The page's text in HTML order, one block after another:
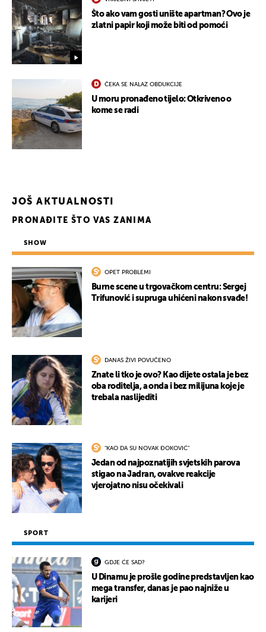
Što ako vam gosti unište apartman? Ovo je
zlatni papir koji može biti od pomoći
ČEKA SE NALAZ OBDUKCIJE
U moru pronađeno tijelo: Otkriveno o
kome se radi
JOŠ AKTUALNOSTI
PRONAĐITE ŠTO VAS ZANIMA
SHOW
OPET PROBLEMI
Burne scene u trgovačkom centru: Sergej
Trifunović i supruga uhićeni nakon svađe!
DANAS ŽIVI POVUČENO
Znate li tko je ovo? Kao dijete ostala je bez
oba roditelja, a onda i bez milijuna koje je
trebala naslijediti
"KAO DA SU NOVAK ĐOKOVIĆ"
Jedan od najpoznatijih svjetskih parova
stigao na Jadran, ovakve reakcije
vjerojatno nisu očekivali
SPORT
GDJE ĆE SAD?
U Dinamu je prošle godine predstavljen kao
mega transfer, danas je pao najniže u
karijeri
UKLJUČITE NOTIFIKACIJE